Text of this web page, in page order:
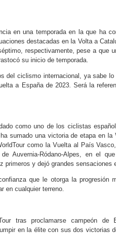
en una temporada en la que ha
destacadas en la Volta a
respectivamente, pese a que
su inicio de temporada.
del ciclismo internacional, ya sabe
a España de 2023. Será la
como uno de los ciclistas
sumado una victoria de etapa en la
como la Vuelta al País
Auvernia-Ródano-Alpes, en el
primeros y dejó grandes sensaciones
que le otorga la progresión
en cualquier terreno.
tras proclamarse campeón de
en la élite con sus dos victorias